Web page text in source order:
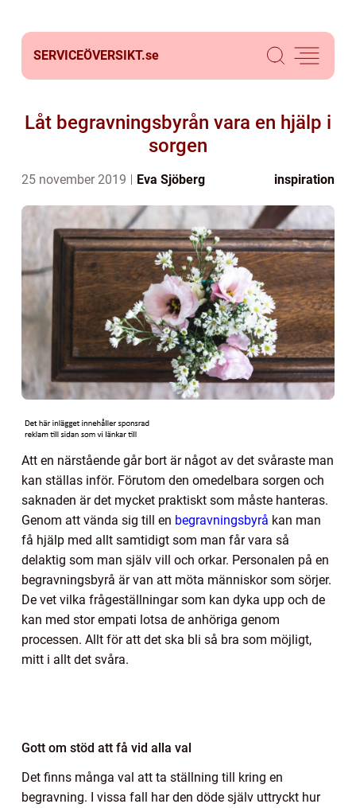
SERVICEÖVERSIKT.se
Låt begravningsbyrån vara en hjälp i
sorgen
25 november 2019 Eva Sjöberg inspiration
Att en närstående går bort är något av det svåraste man
kan ställas inför. Förutom den omedelbara sorgen och
saknaden är det mycket praktiskt som måste hanteras.
Genom att vända sig till en begravningsbyrå kan man
få hjälp med allt samtidigt som man får vara så
delaktig som man själv vill och orkar. Personalen på en
begravningsbyrå är van att möta människor som sörjer.
De vet vilka frågeställningar som kan dyka upp och de
kan med stor empati lotsa de anhöriga genom
processen. Allt för att det ska bli så bra som möjligt,
mitt i allt det svåra.
Gott om stöd att få vid alla val
Det finns många val att ta ställning till kring en
begravning. I vissa fall har den döde själv uttryckt hur